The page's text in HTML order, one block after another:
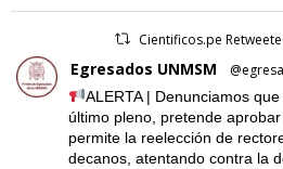
Cientificos.pe
Egresados UNMSM
ALERTA | Denunciamos
último pleno, pretende
permite la reelección de
decanos, atentando contra la